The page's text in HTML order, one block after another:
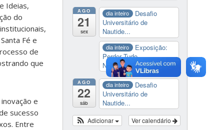
Ideias,
do
Fé e
de
que
e
sucesso
Entre
AGO
21
sex
dia inteiro
Desafio
Universitário de
Nautide...
dia inteiro
Exposição:
Perder Tudo.
Novament...
AGO
22
sáb
dia inteiro
Desafio
Universitário de
Nautide...
Ver calendário
Adicionar